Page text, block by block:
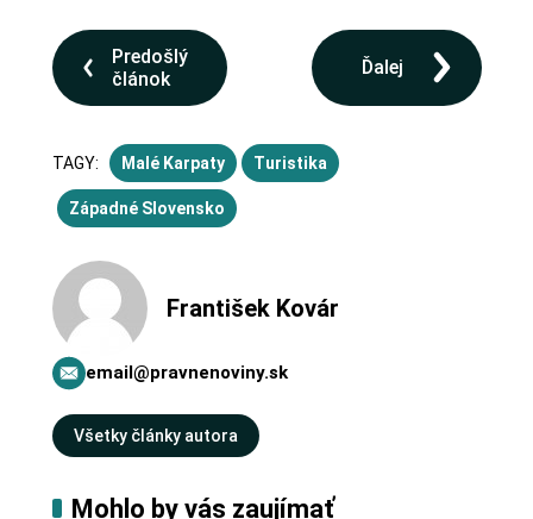
Predošlý
článok
Ďalej
TAGY: Malé Karpaty Turistika
Západné Slovensko
František Kovár
email@pravnenoviny.sk
Všetky články autora
Mohlo by vás zaujímať